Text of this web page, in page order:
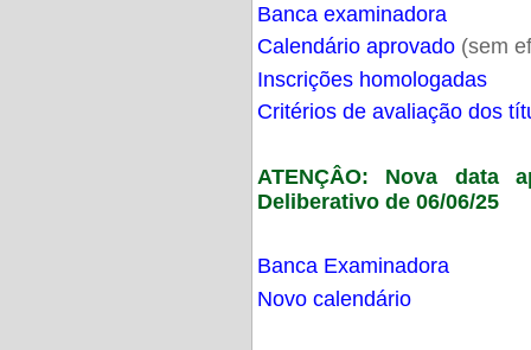
Banca examinadora
Calendário aprovado(sem
Inscrições homologadas
Critérios de avaliação dos
ATENÇÂO: Nova data
Deliberativo de 06/06/25
Banca Examinadora
Novo calendário